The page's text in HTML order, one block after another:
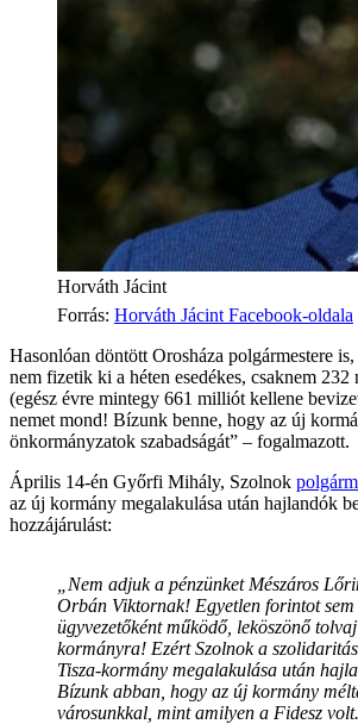
Horváth Jácint
Forrás: Horváth Jácint Facebook-oldala
Hasonlóan döntött Orosháza polgármestere
nem fizetik ki a héten esedékes, csaknem 232
(egész évre mintegy 661 milliót kellene
nemet mond! Bízunk benne, hogy az új
önkormányzatok szabadságát” – fogalmazott.
Április 14-én Győrfi Mihály, Szolnok
az új kormány megalakulása után hajlandók
hozzájárulást:
„Nem adjuk a pénzünket Mészáros
Orbán Viktornak! Egyetlen forintot
ügyvezetőként működő, leköszönő
kormányra! Ezért Szolnok a
Tisza-kormány megalakulása után
Bízunk abban, hogy az új kormány
városunkkal, mint amilyen a Fidesz